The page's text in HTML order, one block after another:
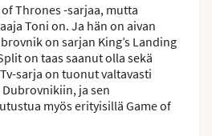
of Thrones -sarjaa, mutta
Toni on. Ja hän on aivan
on sarjan King’s Landing
on taas saanut olla sekä
sarja on tuonut valtavasti
ja sen
myös erityisillä Game of